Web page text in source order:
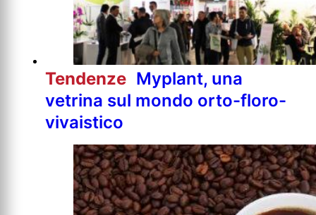
Tendenze Myplant, una
vetrina sul mondo orto-floro-
vivaistico